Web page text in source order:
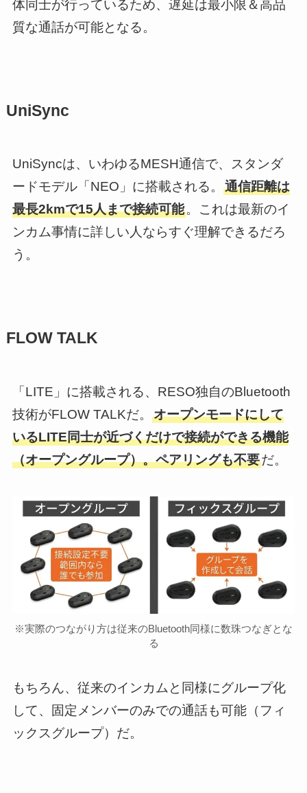
体同士が行っているため、遅延は最小限＆高品
質な通話が可能となる。
UniSync
UniSyncは、いわゆるMESH通信で、スタンダ
ードモデル「NEO」に搭載される。 通信距離は
最長2kmで15人まで接続可能。これは最新のイ
ンカム事情に詳しい人ならすぐ理解できるだろ
う。
FLOW TALK
「LITE」に搭載される、RESO独自のBluetooth
技術がFLOW TALKだ。 オープンモードにして
いるLITE同士が近づくだけで接続ができる機能
（オープングループ）。ペアリングも不要だ。
※実際のつながり方は従来のBluetooth同様に数珠つなぎとな
る
もちろん、従来のインカムと同様にグループ化
して、固定メンバーのみでの通話も可能（フィ
ックスグループ）だ。